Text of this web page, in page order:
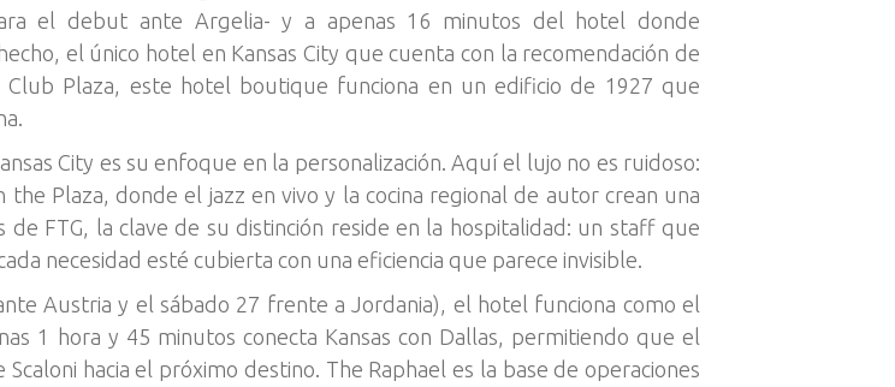
el debut ante Argelia- y a apenas 16 minutos del hotel donde
el único hotel en Kansas City que cuenta con la recomendación de
Club Plaza, este hotel boutique funciona en un edificio de 1927 que
City es su enfoque en la personalización. Aquí el lujo no es ruidoso:
Plaza, donde el jazz en vivo y la cocina regional de autor crean una
FTG, la clave de su distinción reside en la hospitalidad: un staff que
necesidad esté cubierta con una eficiencia que parece invisible.
Austria y el sábado 27 frente a Jordania), el hotel funciona como el
1 hora y 45 minutos conecta Kansas con Dallas, permitiendo que el
hacia el próximo destino. The Raphael es la base de operaciones